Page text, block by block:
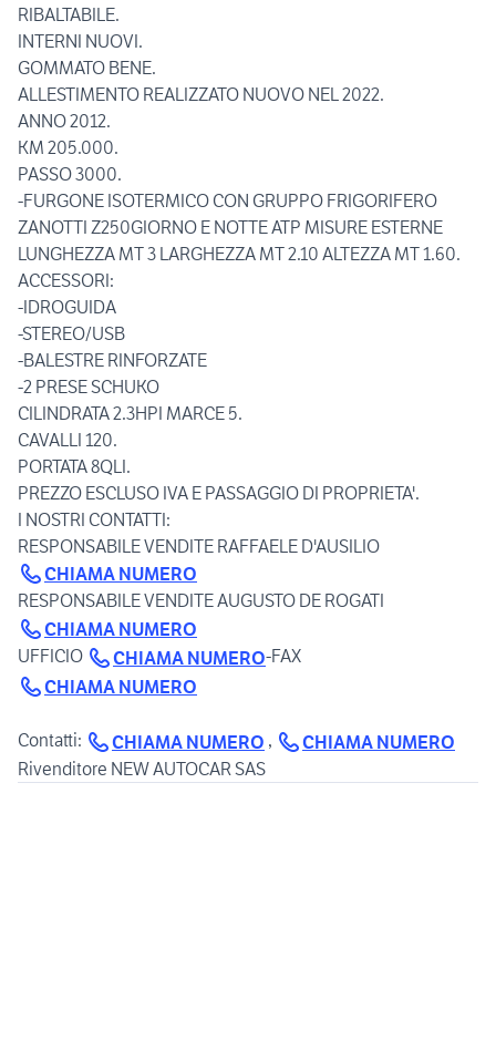
RIBALTABILE.
INTERNI NUOVI.
GOMMATO BENE.
ALLESTIMENTO REALIZZATO NUOVO NEL 2022.
ANNO 2012.
KM 205.000.
PASSO 3000.
-FURGONE ISOTERMICO CON GRUPPO FRIGORIFERO
ZANOTTI Z250GIORNO E NOTTE ATP MISURE ESTERNE
LUNGHEZZA MT 3 LARGHEZZA MT 2.10 ALTEZZA MT 1.60.
ACCESSORI:
-IDROGUIDA
-STEREO/USB
-BALESTRE RINFORZATE
-2 PRESE SCHUKO
CILINDRATA 2.3HPI MARCE 5.
CAVALLI 120.
PORTATA 8QLI.
PREZZO ESCLUSO IVA E PASSAGGIO DI PROPRIETA'.
I NOSTRI CONTATTI:
RESPONSABILE VENDITE RAFFAELE D'AUSILIO
CHIAMA NUMERO
RESPONSABILE VENDITE AUGUSTO DE ROGATI
CHIAMA NUMERO
UFFICIO
CHIAMA NUMERO-FAX
CHIAMA NUMERO
Contatti: CHIAMA NUMERO ,
CHIAMA NUMERO
Rivenditore NEW AUTOCAR SAS